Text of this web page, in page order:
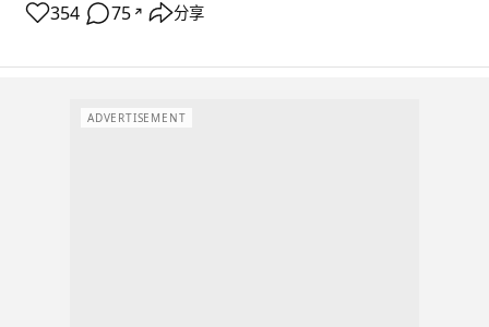
354 75 ↗ 分享
ADVERTISEMENT